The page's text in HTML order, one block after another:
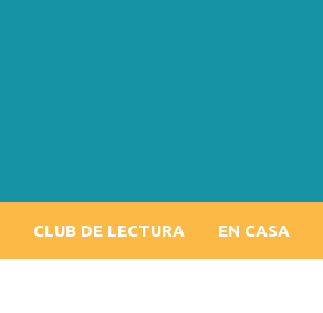
CLUB DE LECTURA EN CASA